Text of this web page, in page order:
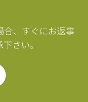
合、すぐにお返事
さい。